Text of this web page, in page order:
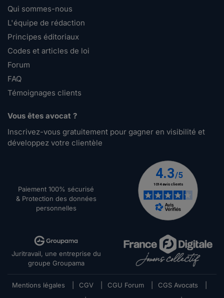
Qui sommes-nous
L'équipe de rédaction
Principes éditoriaux
Codes et articles de loi
Forum
FAQ
Témoignages clients
Vous êtes avocat ?
Inscrivez-vous gratuitement pour gagner en visibilité et
développez votre clientèle
Paiement 100% sécurisé
& Protection des données
personnelles
Juritravail, une entreprise du
groupe Groupama
Mentions légales CGV CGU Forum CGS Avocats